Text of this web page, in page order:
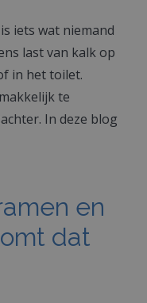
iets wat niemand
last van kalk op
in het toilet.
te
In deze blog
en
dat